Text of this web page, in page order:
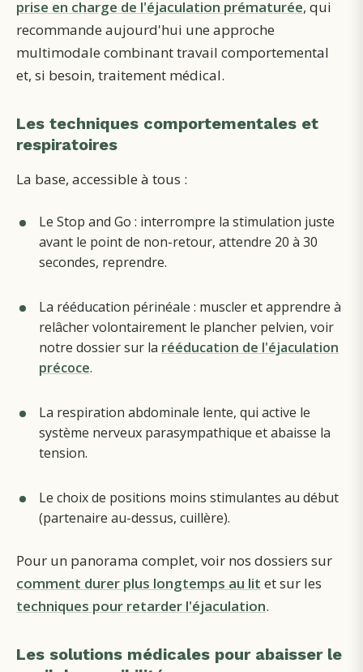
prise en charge de l'éjaculation prématurée, qui
recommande aujourd'hui une approche
multimodale combinant travail comportemental
et, si besoin, traitement médical.
Les techniques comportementales et
respiratoires
La base, accessible à tous :
Le Stop and Go : interrompre la stimulation juste
avant le point de non-retour, attendre 20 à 30
secondes, reprendre.
La rééducation périnéale : muscler et apprendre à
relâcher volontairement le plancher pelvien, voir
notre dossier sur la rééducation de l'éjaculation
précoce.
La respiration abdominale lente, qui active le
système nerveux parasympathique et abaisse la
tension.
Le choix de positions moins stimulantes au début
(partenaire au-dessus, cuillère).
Pour un panorama complet, voir nos dossiers sur
comment durer plus longtemps au lit et sur les
techniques pour retarder l'éjaculation.
Les solutions médicales pour abaisser le